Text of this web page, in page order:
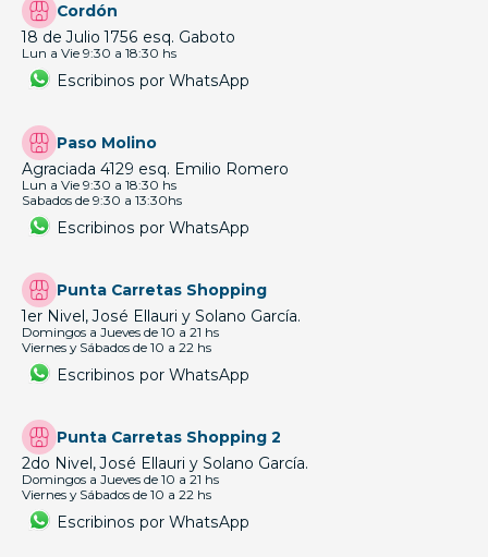
Cordón
18 de Julio 1756 esq. Gaboto
Lun a Vie 9:30 a 18:30 hs
Escribinos por WhatsApp
Paso Molino
Agraciada 4129 esq. Emilio Romero
Lun a Vie 9:30 a 18:30 hs
Sabados de 9:30 a 13:30hs
Escribinos por WhatsApp
Punta Carretas Shopping
1er Nivel, José Ellauri y Solano García.
Domingos a Jueves de 10 a 21 hs
Viernes y Sábados de 10 a 22 hs
Escribinos por WhatsApp
Punta Carretas Shopping 2
2do Nivel, José Ellauri y Solano García.
Domingos a Jueves de 10 a 21 hs
Viernes y Sábados de 10 a 22 hs
Escribinos por WhatsApp